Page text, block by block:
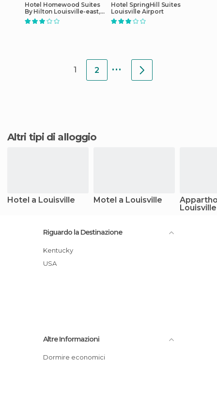
Hotel Homewood Suites
By Hilton Louisville-east,
Ky
Hotel SpringHill Suites
Louisville Airport
1 2 ...
Altri tipi di alloggio
Hotel a Louisville Motel a Louisville
Louisville
Riguardo la Destinazione
Kentucky
USA
Altre Informazioni
Dormire economici